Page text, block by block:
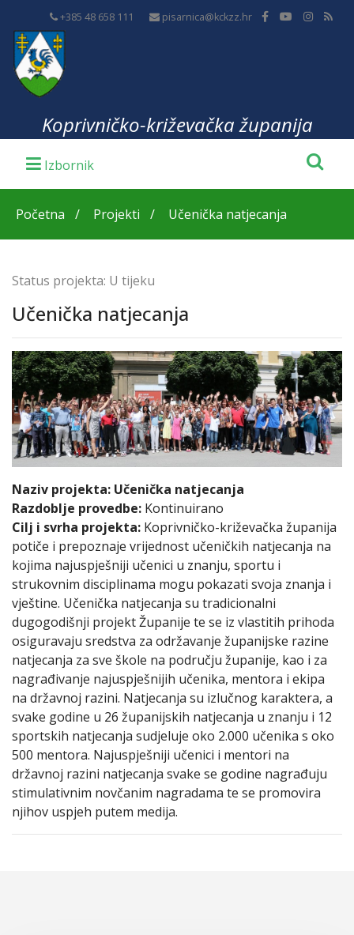
+385 48 658 111 pisarnica@kckzz.hr
Koprivničko-križevačka županija
Početna Projekti Učenička natjecanja
Status projekta: U tijeku
Učenička natjecanja
Naziv projekta: Učenička natjecanja
Razdoblje provedbe: Kontinuirano
Cilj i svrha projekta: Koprivničko-križevačka županija
potiče i prepoznaje vrijednost učeničkih natjecanja na
kojima najuspješniji učenici u znanju, sportu i
strukovnim disciplinama mogu pokazati svoja znanja i
vještine. Učenička natjecanja su tradicionalni
dugogodišnji projekt Županije te se iz vlastitih prihoda
osiguravaju sredstva za održavanje županijske razine
natjecanja za sve škole na području županije, kao i za
nagrađivanje najuspješnijih učenika, mentora i ekipa
na državnoj razini. Natjecanja su izlučnog karaktera, a
svake godine u 26 županijskih natjecanja u znanju i 12
sportskih natjecanja sudjeluje oko 2.000 učenika s oko
500 mentora. Najuspješniji učenici i mentori na
državnoj razini natjecanja svake se godine nagrađuju
stimulativnim novčanim nagradama te se promovira
njihov uspjeh putem medija.